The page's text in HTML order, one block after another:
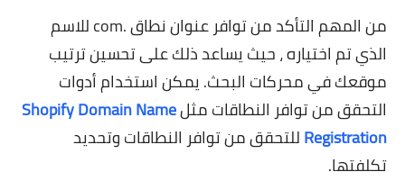
من المهم التأكد من توافر عنوان نطاق .com للاسم
الذي تم اختياره ، حيث يساعد ذلك على تحسين ترتيب
موقعك في محركات البحث. يمكن استخدام أدوات
التحقق من توافر النطاقات مثلShopify Domain Name
Registrationللتحقق من توافر النطاقات وتحديد
تكلفتها.